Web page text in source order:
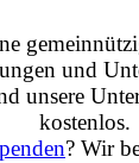
und
unsere
kostenlos.
? Wir